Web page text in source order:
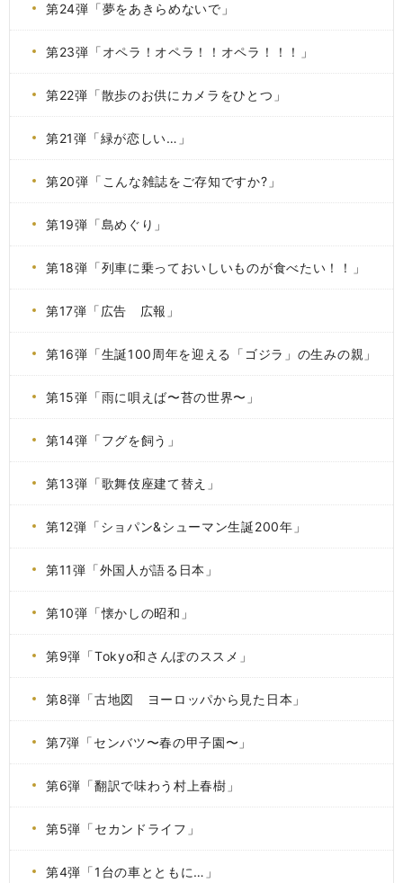
第24弾「夢をあきらめないで」
第23弾「オペラ！オペラ！！オペラ！！！」
第22弾「散歩のお供にカメラをひとつ」
第21弾「緑が恋しい…」
第20弾「こんな雑誌をご存知ですか?」
第19弾「島めぐり」
第18弾「列車に乗っておいしいものが食べたい！！」
第17弾「広告 広報」
第16弾「生誕100周年を迎える「ゴジラ」の生みの親」
第15弾「雨に唄えば〜苔の世界〜」
第14弾「フグを飼う」
第13弾「歌舞伎座建て替え」
第12弾「ショパン&シューマン生誕200年」
第11弾「外国人が語る日本」
第10弾「懐かしの昭和」
第9弾「Tokyo和さんぽのススメ」
第8弾「古地図 ヨーロッパから見た日本」
第7弾「センバツ〜春の甲子園〜」
第6弾「翻訳で味わう村上春樹」
第5弾「セカンドライフ」
第4弾「1台の車とともに…」